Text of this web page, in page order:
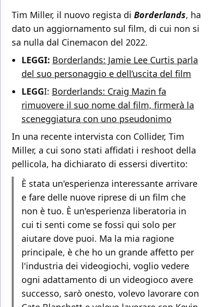
Tim Miller, il nuovo regista di Borderlands, ha
dato un aggiornamento sul film, di cui non si
sa nulla dal Cinemacon del 2022.
LEGGI: Borderlands: Jamie Lee Curtis parla
del suo personaggio e dell’uscita del film
LEGGI: Borderlands: Craig Mazin fa
rimuovere il suo nome dal film, firmerà la
sceneggiatura con uno pseudonimo
In una recente intervista con Collider, Tim
Miller, a cui sono stati affidati i reshoot della
pellicola, ha dichiarato di essersi divertito:
È stata un'esperienza interessante arrivare
e fare delle nuove riprese di un film che
non è tuo. È un'esperienza liberatoria in
cui ti senti come se fossi qui solo per
aiutare dove puoi. Ma la mia ragione
principale, è che ho un grande affetto per
l'industria dei videogiochi, voglio vedere
ogni adattamento di un videogioco avere
successo, sarò onesto, volevo lavorare con